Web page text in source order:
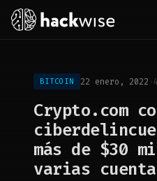
BITCOIN 22 enero, 2022 ·
Crypto.com
más de $30
varias